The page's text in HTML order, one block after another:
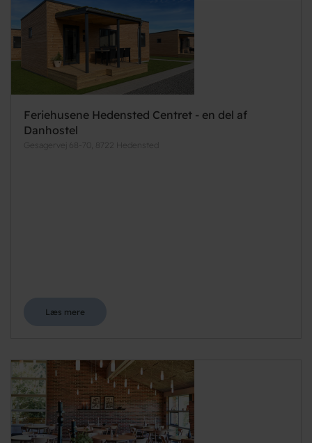
Feriehusene Hedensted Centret - en del af
Danhostel
Gesagervej 68-70, 8722 Hedensted
Læs mere